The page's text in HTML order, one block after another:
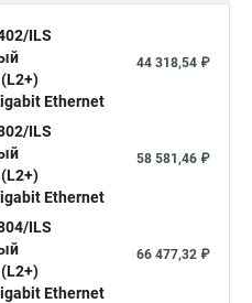
ILS
Ethernet
44 318,54 ₽
ILS
Ethernet
58 581,46 ₽
ILS
Ethernet
66 477,32 ₽